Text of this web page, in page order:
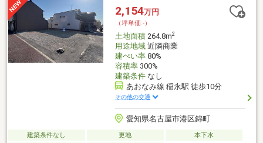
まで徒歩約４分！お車ご所有でないお客様にも嬉しいポイントで
すね！・保育園徒歩約9分！子育て世代にも◎※確定測量前につき
面積・辺長に増減がある場合がございます。
2,154万円
（坪単価:-）
土地面積264.8m2
用途地域近隣商業
建ぺい率80%
容積率300%
建築条件なし
あおなみ線 稲永駅 徒歩10分
その他の交通
愛知県名古屋市港区錦町
建築条件なし 更地
本下水